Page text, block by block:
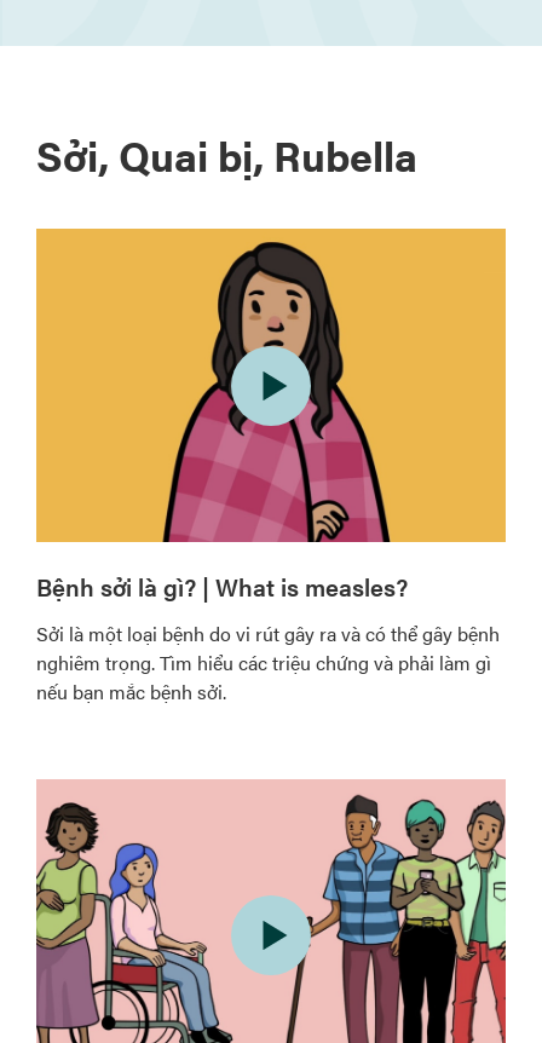
Sởi, Quai bị, Rubella
Bệnh sởi là gì? | What is measles?
Sởi là một loại bệnh do vi rút gây ra và có thể gây bệnh
nghiêm trọng. Tìm hiểu các triệu chứng và phải làm gì
nếu bạn mắc bệnh sởi.